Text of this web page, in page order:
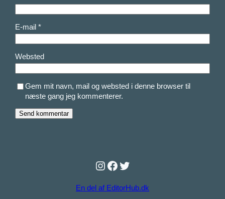
E-mail*
Websted
Gem mit navn, mail og websted i denne browser til
næste gang jeg kommenterer.
Instagram
Facebook
Twitter
En del af EditorHub.dk